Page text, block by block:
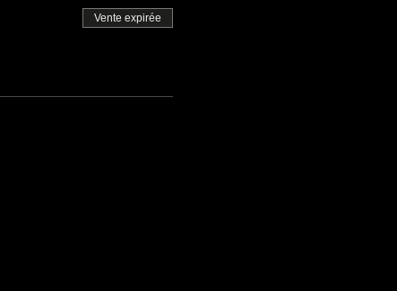
Vente expirée